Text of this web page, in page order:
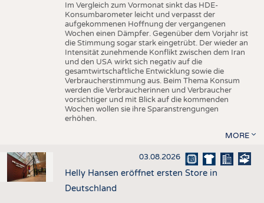
Im Vergleich zum Vormonat sinkt das HDE-
Konsumbarometer leicht und verpasst der
aufgekommenen Hoffnung der vergangenen
Wochen einen Dämpfer. Gegenüber dem Vorjahr ist
die Stimmung sogar stark eingetrübt. Der wieder an
Intensität zunehmende Konflikt zwischen dem Iran
und den USA wirkt sich negativ auf die
gesamtwirtschaftliche Entwicklung sowie die
Verbraucherstimmung aus. Beim Thema Konsum
werden die Verbraucherinnen und Verbraucher
vorsichtiger und mit Blick auf die kommenden
Wochen wollen sie ihre Sparanstrengungen
erhöhen.
MORE
03.08.2026
Helly Hansen eröffnet ersten Store in
Deutschland